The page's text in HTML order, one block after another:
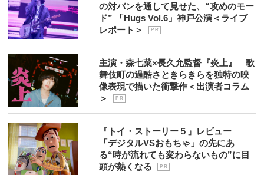
の対バンを通して見せた、“攻めのモー
ド” 「Hugs Vol.6」神戸公演＜ライブ
レポート＞
P R
主演・森七菜×長久允監督『炎上』 歌
舞伎町の過酷さときらきらを独特の映
像表現で描いた衝撃作＜出演者コラム
＞
P R
『トイ・ストーリー５』レビュー
「デジタルVSおもちゃ」の先にあ
る“時が流れても変わらないもの”に目
頭が熱くなる
P R